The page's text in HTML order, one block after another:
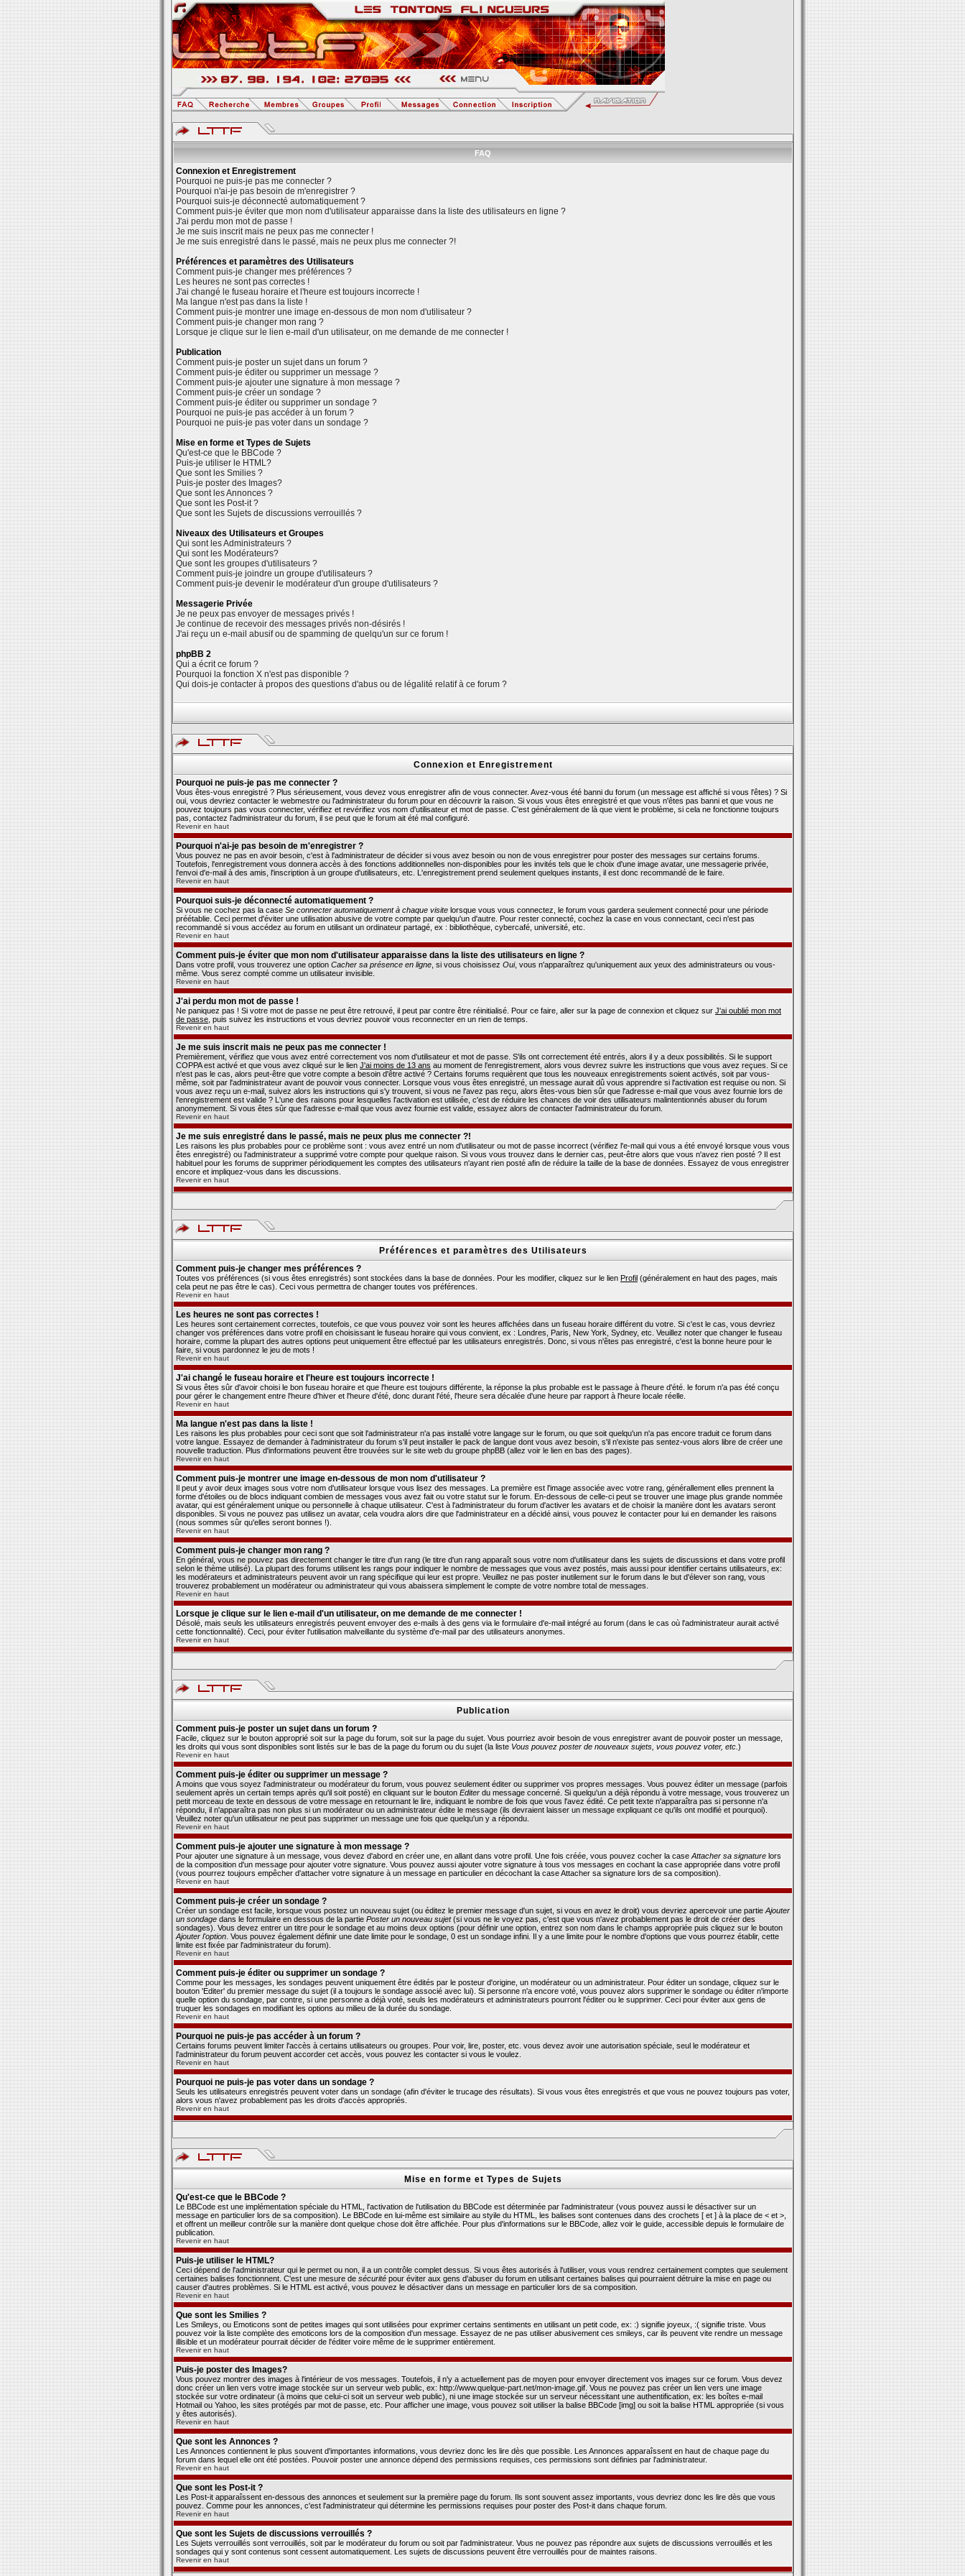
FAQ
Connexion et Enregistrement
Pourquoi ne puis-je pas me connecter ?
Pourquoi n'ai-je pas besoin de m'enregistrer ?
Pourquoi suis-je déconnecté automatiquement ?
Comment puis-je éviter que mon nom d'utilisateur apparaisse dans la liste des utilisateurs en ligne ?
J'ai perdu mon mot de passe !
Je me suis inscrit mais ne peux pas me connecter !
Je me suis enregistré dans le passé, mais ne peux plus me connecter ?!
Préférences et paramètres des Utilisateurs
Comment puis-je changer mes préférences ?
Les heures ne sont pas correctes !
J'ai changé le fuseau horaire et l'heure est toujours incorrecte !
Ma langue n'est pas dans la liste !
Comment puis-je montrer une image en-dessous de mon nom d'utilisateur ?
Comment puis-je changer mon rang ?
Lorsque je clique sur le lien e-mail d'un utilisateur, on me demande de me connecter !
Publication
Comment puis-je poster un sujet dans un forum ?
Comment puis-je éditer ou supprimer un message ?
Comment puis-je ajouter une signature à mon message ?
Comment puis-je créer un sondage ?
Comment puis-je éditer ou supprimer un sondage ?
Pourquoi ne puis-je pas accéder à un forum ?
Pourquoi ne puis-je pas voter dans un sondage ?
Mise en forme et Types de Sujets
Qu'est-ce que le BBCode ?
Puis-je utiliser le HTML?
Que sont les Smilies ?
Puis-je poster des Images?
Que sont les Annonces ?
Que sont les Post-it ?
Que sont les Sujets de discussions verrouillés ?
Niveaux des Utilisateurs et Groupes
Qui sont les Administrateurs ?
Qui sont les Modérateurs?
Que sont les groupes d'utilisateurs ?
Comment puis-je joindre un groupe d'utilisateurs ?
Comment puis-je devenir le modérateur d'un groupe d'utilisateurs ?
Messagerie Privée
Je ne peux pas envoyer de messages privés !
Je continue de recevoir des messages privés non-désirés !
J'ai reçu un e-mail abusif ou de spamming de quelqu'un sur ce forum !
phpBB 2
Qui a écrit ce forum ?
Pourquoi la fonction X n'est pas disponible ?
Qui dois-je contacter à propos des questions d'abus ou de légalité relatif à ce forum ?
Connexion et Enregistrement
Pourquoi ne puis-je pas me connecter ?
Vous êtes-vous enregistré ? Plus sérieusement, vous devez vous enregistrer afin de vous connecter. Avez-vous été banni du forum (un message est affiché si vous l'êtes) ? Si
oui, vous devriez contacter le webmestre ou l'administrateur du forum pour en découvrir la raison. Si vous vous êtes enregistré et que vous n'êtes pas banni et que vous ne
pouvez toujours pas vous connecter, vérifiez et revérifiez vos nom d'utilisateur et mot de passe. C'est généralement de là que vient le problème, si cela ne fonctionne toujours
pas, contactez l'administrateur du forum, il se peut que le forum ait été mal configuré.
Revenir en haut
Pourquoi n'ai-je pas besoin de m'enregistrer ?
Vous pouvez ne pas en avoir besoin, c'est à l'administrateur de décider si vous avez besoin ou non de vous enregistrer pour poster des messages sur certains forums.
Toutefois, l'enregistrement vous donnera accès à des fonctions additionnelles non-disponibles pour les invités tels que le choix d'une image avatar, une messagerie privée,
l'envoi d'e-mail à des amis, l'inscription à un groupe d'utilisateurs, etc. L'enregistrement prend seulement quelques instants, il est donc recommandé de le faire.
Revenir en haut
Pourquoi suis-je déconnecté automatiquement ?
Si vous ne cochez pas la case Se connecter automatiquement à chaque visite lorsque vous vous connectez, le forum vous gardera seulement connecté pour une période
préétablie. Ceci permet d'éviter une utilisation abusive de votre compte par quelqu'un d'autre. Pour rester connecté, cochez la case en vous connectant, ceci n'est pas
recommandé si vous accédez au forum en utilisant un ordinateur partagé, ex : bibliothèque, cybercafé, université, etc.
Revenir en haut
Comment puis-je éviter que mon nom d'utilisateur apparaisse dans la liste des utilisateurs en ligne ?
Dans votre profil, vous trouverez une option Cacher sa présence en ligne , si vous choisissez Oui, vous n'apparaîtrez qu'uniquement aux yeux des administrateurs ou vous-
même. Vous serez compté comme un utilisateur invisible.
Revenir en haut
J'ai perdu mon mot de passe !
Ne paniquez pas ! Si votre mot de passe ne peut être retrouvé, il peut par contre être réinitialisé. Pour ce faire, aller sur la page de connexion et cliquez sur J'ai oublié mon mot
de passe , puis suivez les instructions et vous devriez pouvoir vous reconnecter en un rien de temps.
Revenir en haut
Je me suis inscrit mais ne peux pas me connecter !
Premièrement, vérifiez que vous avez entré correctement vos nom d'utilisateur et mot de passe. S'ils ont correctement été entrés, alors il y a deux possibilités. Si le support
COPPA est activé et que vous avez cliqué sur le lien J'ai moins de 13 ans au moment de l'enregistrement, alors vous devrez suivre les instructions que vous avez reçues. Si ce
n'est pas le cas, alors peut-être que votre compte a besoin d'être activé ? Certains forums requièrent que tous les nouveaux enregistrements soient activés, soit par vous-
même, soit par l'administrateur avant de pouvoir vous connecter. Lorsque vous vous êtes enregistré, un message aurait dû vous apprendre si l'activation est requise ou non. Si
vous avez reçu un e-mail, suivez alors les instructions qui s'y trouvent, si vous ne l'avez pas reçu, alors êtes-vous bien sûr que l'adresse e-mail que vous avez fournie lors de
l'enregistrement est valide ? L'une des raisons pour lesquelles l'activation est utilisée, c'est de réduire les chances de voir des utilisateurs malintentionnés abuser du forum
anonymement. Si vous êtes sûr que l'adresse e-mail que vous avez fournie est valide, essayez alors de contacter l'administrateur du forum.
Revenir en haut
Je me suis enregistré dans le passé, mais ne peux plus me connecter ?!
Les raisons les plus probables pour ce problème sont : vous avez entré un nom d'utilisateur ou mot de passe incorrect (vérifiez l'e-mail qui vous a été envoyé lorsque vous vous
êtes enregistré) ou l'administrateur a supprimé votre compte pour quelque raison. Si vous vous trouvez dans le dernier cas, peut-être alors que vous n'avez rien posté ? Il est
habituel pour les forums de supprimer périodiquement les comptes des utilisateurs n'ayant rien posté afin de réduire la taille de la base de données. Essayez de vous enregistrer
encore et impliquez-vous dans les discussions.
Revenir en haut
Préférences et paramètres des Utilisateurs
Comment puis-je changer mes préférences ?
Toutes vos préférences (si vous êtes enregistrés) sont stockées dans la base de données. Pour les modifier, cliquez sur le lien Profil (généralement en haut des pages, mais
cela peut ne pas être le cas). Ceci vous permettra de changer toutes vos préférences.
Revenir en haut
Les heures ne sont pas correctes !
Les heures sont certainement correctes, toutefois, ce que vous pouvez voir sont les heures affichées dans un fuseau horaire différent du votre. Si c'est le cas, vous devriez
changer vos préférences dans votre profil en choisissant le fuseau horaire qui vous convient, ex : Londres, Paris, New York, Sydney, etc. Veuillez noter que changer le fuseau
horaire, comme la plupart des autres options peut uniquement être effectué par les utilisateurs enregistrés. Donc, si vous n'êtes pas enregistré, c'est la bonne heure pour le
faire, si vous pardonnez le jeu de mots !
Revenir en haut
J'ai changé le fuseau horaire et l'heure est toujours incorrecte !
Si vous êtes sûr d'avoir choisi le bon fuseau horaire et que l'heure est toujours différente, la réponse la plus probable est le passage à l'heure d'été. le forum n'a pas été conçu
pour gérer le changement entre l'heure d'hiver et l'heure d'été, donc durant l'été, l'heure sera décalée d'une heure par rapport à l'heure locale réelle.
Revenir en haut
Ma langue n'est pas dans la liste !
Les raisons les plus probables pour ceci sont que soit l'administrateur n'a pas installé votre langage sur le forum, ou que soit quelqu'un n'a pas encore traduit ce forum dans
votre langue. Essayez de demander à l'administrateur du forum s'il peut installer le pack de langue dont vous avez besoin, s'il n'existe pas sentez-vous alors libre de créer une
nouvelle traduction. Plus d'informations peuvent être trouvées sur le site web du groupe phpBB (allez voir le lien en bas des pages).
Revenir en haut
Comment puis-je montrer une image en-dessous de mon nom d'utilisateur ?
Il peut y avoir deux images sous votre nom d'utilisateur lorsque vous lisez des messages. La première est l'image associée avec votre rang, générallement elles prennent la
forme d'étoiles ou de blocs indiquant combien de messages vous avez fait ou votre statut sur le forum. En-dessous de celle-ci peut se trouver une image plus grande nommée
avatar, qui est généralement unique ou personnelle à chaque utilisateur. C'est à l'administrateur du forum d'activer les avatars et de choisir la manière dont les avatars seront
disponibles. Si vous ne pouvez pas utilisez un avatar, cela voudra alors dire que l'administrateur en a décidé ainsi, vous pouvez le contacter pour lui en demander les raisons
(nous sommes sûr qu'elles seront bonnes !).
Revenir en haut
Comment puis-je changer mon rang ?
En général, vous ne pouvez pas directement changer le titre d'un rang (le titre d'un rang apparaît sous votre nom d'utilisateur dans les sujets de discussions et dans votre profil
selon le thème utilisé). La plupart des forums utilisent les rangs pour indiquer le nombre de messages que vous avez postés, mais aussi pour identifier certains utilisateurs, ex:
les modérateurs et administrateurs peuvent avoir un rang spécifique qui leur est propre. Veuillez ne pas poster inutilement sur le forum dans le but d'élever son rang, vous
trouverez probablement un modérateur ou administrateur qui vous abaissera simplement le compte de votre nombre total de messages.
Revenir en haut
Lorsque je clique sur le lien e-mail d'un utilisateur, on me demande de me connecter !
Désolé, mais seuls les utilisateurs enregistrés peuvent envoyer des e-mails à des gens via le formulaire d'e-mail intégré au forum (dans le cas où l'administrateur aurait activé
cette fonctionnalité). Ceci, pour éviter l'utilisation malveillante du système d'e-mail par des utilisateurs anonymes.
Revenir en haut
Publication
Comment puis-je poster un sujet dans un forum ?
Facile, cliquez sur le bouton approprié soit sur la page du forum, soit sur la page du sujet. Vous pourriez avoir besoin de vous enregistrer avant de pouvoir poster un message,
les droits qui vous sont disponibles sont listés sur le bas de la page du forum ou du sujet (la liste Vous pouvez poster de nouveaux sujets, vous pouvez voter, etc. )
Revenir en haut
Comment puis-je éditer ou supprimer un message ?
A moins que vous soyez l'administrateur ou modérateur du forum, vous pouvez seulement éditer ou supprimer vos propres messages. Vous pouvez éditer un message (parfois
seulement après un certain temps après qu'il soit posté) en cliquant sur le bouton Editer du message concerné. Si quelqu'un a déjà répondu à votre message, vous trouverez un
petit morceau de texte en dessous de votre message en retournant le lire, indiquant le nombre de fois que vous l'avez édité. Ce petit texte n'apparaîtra pas si personne n'a
répondu, il n'apparaîtra pas non plus si un modérateur ou un administrateur édite le message (ils devraient laisser un message expliquant ce qu'ils ont modifié et pourquoi).
Veuillez noter qu'un utilisateur ne peut pas supprimer un message une fois que quelqu'un y a répondu.
Revenir en haut
Comment puis-je ajouter une signature à mon message ?
Pour ajouter une signature à un message, vous devez d'abord en créer une, en allant dans votre profil. Une fois créée, vous pouvez cocher la case Attacher sa signature lors
de la composition d'un message pour ajouter votre signature. Vous pouvez aussi ajouter votre signature à tous vos messages en cochant la case appropriée dans votre profil
(vous pourrez toujours empêcher d'attacher votre signature à un message en particulier en décochant la case Attacher sa signature lors de sa composition).
Revenir en haut
Comment puis-je créer un sondage ?
Créer un sondage est facile, lorsque vous postez un nouveau sujet (ou éditez le premier message d'un sujet, si vous en avez le droit) vous devriez apercevoir une partie Ajouter
un sondage dans le formulaire en dessous de la partie Poster un nouveau sujet(si vous ne le voyez pas, c'est que vous n'avez probablement pas le droit de créer des
sondages). Vous devez entrer un titre pour le sondage et au moins deux options (pour définir une option, entrez son nom dans le champs appropriée puis cliquez sur le bouton
Ajouter l'option . Vous pouvez également définir une date limite pour le sondage, 0 est un sondage infini. Il y a une limite pour le nombre d'options que vous pourrez établir, cette
limite est fixée par l'administrateur du forum).
Revenir en haut
Comment puis-je éditer ou supprimer un sondage ?
Comme pour les messages, les sondages peuvent uniquement être édités par le posteur d'origine, un modérateur ou un administrateur. Pour éditer un sondage, cliquez sur le
bouton 'Editer' du premier message du sujet (il a toujours le sondage associé avec lui). Si personne n'a encore voté, vous pouvez alors supprimer le sondage ou éditer n'importe
quelle option du sondage, par contre, si une personne a déjà voté, seuls les modérateurs et administrateurs pourront l'éditer ou le supprimer. Ceci pour éviter aux gens de
truquer les sondages en modifiant les options au milieu de la durée du sondage.
Revenir en haut
Pourquoi ne puis-je pas accéder à un forum ?
Certains forums peuvent limiter l'accès à certains utilisateurs ou groupes. Pour voir, lire, poster, etc. vous devez avoir une autorisation spéciale, seul le modérateur et
l'administrateur du forum peuvent accorder cet accès, vous pouvez les contacter si vous le voulez.
Revenir en haut
Pourquoi ne puis-je pas voter dans un sondage ?
Seuls les utilisateurs enregistrés peuvent voter dans un sondage (afin d'éviter le trucage des résultats). Si vous vous êtes enregistrés et que vous ne pouvez toujours pas voter,
alors vous n'avez probablement pas les droits d'accès appropriés.
Revenir en haut
Mise en forme et Types de Sujets
Qu'est-ce que le BBCode ?
Le BBCode est une implémentation spéciale du HTML, l'activation de l'utilisation du BBCode est déterminée par l'administrateur (vous pouvez aussi le désactiver sur un
message en particulier lors de sa composition). Le BBCode en lui-même est similaire au styile du HTML, les balises sont contenues dans des crochets [ et ] à la place de < et >,
et offrent un meilleur contrôle sur la manière dont quelque chose doit être affichée. Pour plus d'informations sur le BBCode, allez voir le guide, accessible depuis le formulaire de
publication.
Revenir en haut
Puis-je utiliser le HTML?
Ceci dépend de l'administrateur qui le permet ou non, il a un contrôle complet dessus. Si vous êtes autorisés à l'utiliser, vous vous rendrez certainement comptes que seulement
certaines balises fonctionnent. C'est une mesure de sécurité pour éviter aux gens d'abuser du forum en utilisant certaines balises qui pourraient détruire la mise en page ou
causer d'autres problèmes. Si le HTML est activé, vous pouvez le désactiver dans un message en particulier lors de sa composition.
Revenir en haut
Que sont les Smilies ?
Les Smileys, ou Emoticons sont de petites images qui sont utilisées pour exprimer certains sentiments en utilisant un petit code, ex: :) signifie joyeux, :( signifie triste. Vous
pouvez voir la liste complète des emoticons lors de la composition d'un message. Essayez de ne pas utiliser abusivement ces smileys, car ils peuvent vite rendre un message
illisible et un modérateur pourrait décider de l'éditer voire même de le supprimer entièrement.
Revenir en haut
Puis-je poster des Images?
Vous pouvez montrer des images à l'intérieur de vos messages. Toutefois, il n'y a actuellement pas de moyen pour envoyer directement vos images sur ce forum. Vous devez
donc créer un lien vers votre image stockée sur un serveur web public, ex: http://www.quelque-part.net/mon-image.gif. Vous ne pouvez pas créer un lien vers une image
stockée sur votre ordinateur (à moins que celui-ci soit un serveur web public), ni une image stockée sur un serveur nécessitant une authentification, ex: les boîtes e-mail
Hotmail ou Yahoo, les sites protégés par mot de passe, etc. Pour afficher une image, vous pouvez soit utiliser la balise BBCode [img] ou soit la balise HTML appropriée (si vous
y êtes autorisés).
Revenir en haut
Que sont les Annonces ?
Les Annonces contiennent le plus souvent d'importantes informations, vous devriez donc les lire dès que possible. Les Annonces apparaîssent en haut de chaque page du
forum dans lequel elle ont été postées. Pouvoir poster une annonce dépend des permissions requises, ces permissions sont définies par l'administrateur.
Revenir en haut
Que sont les Post-it ?
Les Post-it apparaîssent en-dessous des annonces et seulement sur la première page du forum. Ils sont souvent assez importants, vous devriez donc les lire dès que vous
pouvez. Comme pour les annonces, c'est l'administrateur qui détermine les permissions requises pour poster des Post-it dans chaque forum.
Revenir en haut
Que sont les Sujets de discussions verrouillés ?
Les Sujets verrouillés sont verrouillés, soit par le modérateur du forum ou soit par l'administrateur. Vous ne pouvez pas répondre aux sujets de discussions verrouillés et les
sondages qui y sont contenus sont cessent automatiquement. Les sujets de discussions peuvent être verrouillés pour de maintes raisons.
Revenir en haut